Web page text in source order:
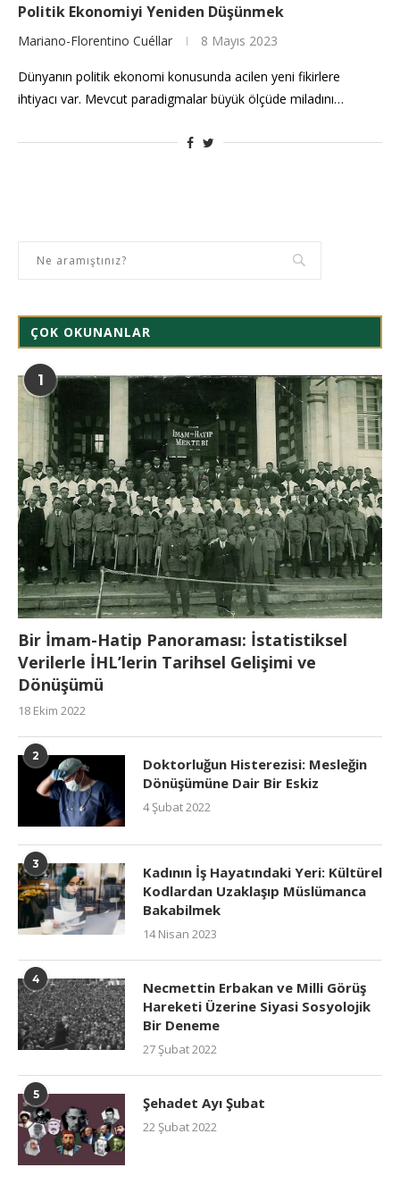
Politik Ekonomiyi Yeniden Düşünmek
Mariano-Florentino Cuéllar 8 Mayıs 2023
Dünyanın politik ekonomi konusunda acilen yeni fikirlere
ihtiyacı var. Mevcut paradigmalar büyük ölçüde miladını…
ÇOK OKUNANLAR
1
Bir İmam-Hatip Panoraması: İstatistiksel
Verilerle İHL’lerin Tarihsel Gelişimi ve
Dönüşümü
18 Ekim 2022
2
Doktorluğun Histerezisi: Mesleğin
Dönüşümüne Dair Bir Eskiz
4 Şubat 2022
3
Kadının İş Hayatındaki Yeri: Kültürel
Kodlardan Uzaklaşıp Müslümanca
Bakabilmek
14 Nisan 2023
4
Necmettin Erbakan ve Milli Görüş
Hareketi Üzerine Siyasi Sosyolojik
Bir Deneme
27 Şubat 2022
5 Şehadet Ayı Şubat
22 Şubat 2022